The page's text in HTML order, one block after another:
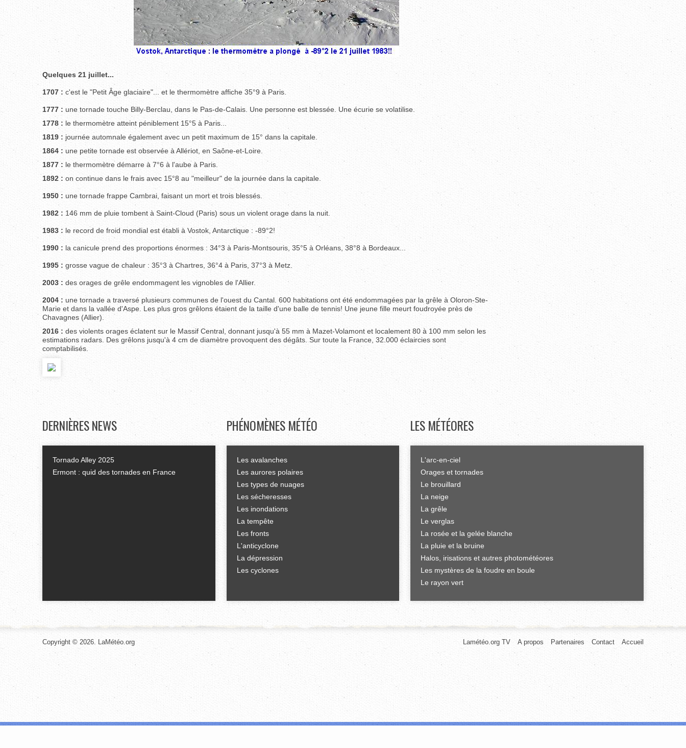
Quelques 21 juillet...
1707 : c'est le "Petit Âge glaciaire"... et le thermomètre affiche 35°9 à Paris.
1777 : une tornade touche Billy-Berclau, dans le Pas-de-Calais. Une personne est blessée. Une écurie se volatilise.
1778 : le thermomètre atteint péniblement 15°5 à Paris...
1819 : journée automnale également avec un petit maximum de 15° dans la capitale.
1864 : une petite tornade est observée à Allériot, en Saône-et-Loire.
1877 : le thermomètre démarre à 7°6 à l'aube à Paris.
1892 : on continue dans le frais avec 15°8 au "meilleur" de la journée dans la capitale.
1950 : une tornade frappe Cambrai, faisant un mort et trois blessés.
1982 : 146 mm de pluie tombent à Saint-Cloud (Paris) sous un violent orage dans la nuit.
1983 : le record de froid mondial est établi à Vostok, Antarctique : -89°2!
1990 : la canicule prend des proportions énormes : 34°3 à Paris-Montsouris, 35°5 à Orléans, 38°8 à Bordeaux...
1995 : grosse vague de chaleur : 35°3 à Chartres, 36°4 à Paris, 37°3 à Metz.
2003 : des orages de grêle endommagent les vignobles de l'Allier.
2004 : une tornade a traversé plusieurs communes de l'ouest du Cantal. 600 habitations ont été endommagées par la grêle à Oloron-Ste-
Marie et dans la vallée d'Aspe. Les plus gros grêlons étaient de la taille d'une balle de tennis! Une jeune fille meurt foudroyée près de
Chavagnes (Allier).
2016 : des violents orages éclatent sur le Massif Central, donnant jusqu'à 55 mm à Mazet-Volamont et localement 80 à 100 mm selon les
estimations radars. Des grêlons jusqu'à 4 cm de diamètre provoquent des dégâts. Sur toute la France, 32.000 éclaircies sont
comptabilisés.
DERNIÈRESNEWS
Tornado Alley 2025
Ermont : quid des tornades en France
PHÉNOMÈNES MÉTÉO
Les avalanches
Les aurores polaires
Les types de nuages
Les sécheresses
Les inondations
La tempête
Les fronts
L'anticyclone
La dépression
Les cyclones
LES MÉTÉORES
L'arc-en-ciel
Orages et tornades
Le brouillard
La neige
La grêle
Le verglas
La rosée et la gelée blanche
La pluie et la bruine
Halos, irisations et autres photométéores
Les mystères de la foudre en boule
Le rayon vert
Copyright © 2026. LaMétéo.org Accueil
Contact
Partenaires
A propos
Lamétéo.org TV